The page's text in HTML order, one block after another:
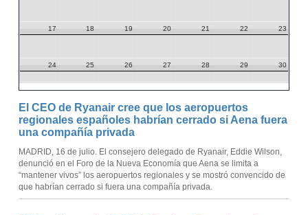
17 18 19 20 21 22 23
24 25 26 27 28 29 30
El CEO de Ryanair cree que los aeropuertos
regionales españoles habrían cerrado si Aena fuera
una compañía privada
MADRID, 16 de julio. El consejero delegado de Ryanair, Eddie Wilson,
denunció en el Foro de la Nueva Economía que Aena se limita a
“mantener vivos” los aeropuertos regionales y se mostró convencido de
que habrían cerrado si fuera una compañía privada.